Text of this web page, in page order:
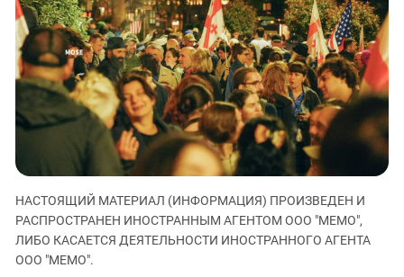
ЗАСТАВЛЯЕТ
КАВКАЗ ЗА ПАЛЕСТИНУ
ИНАКОМЫСЛИЕ В ЧЕЧНЕ
ПРЕСЛЕДОВАНИЕ АКТИВИСТОВ
МОБИЛИЗАЦИЯ И ПРОТЕСТЫ
Дагестан
Ингушетия
Кабардино-Балкария
Калмыкия
Карачаево-Черкесия
Краснодарский край
Российская Федерация
Ростовская область
Северная Осетия - Алания
НАСТОЯЩИЙ МАТЕРИАЛ (ИНФОРМАЦИЯ) ПРОИЗВЕДЕН И
РАСПРОСТРАНЕН ИНОСТРАННЫМ АГЕНТОМ ООО "МЕМО",
ЛИБО КАСАЕТСЯ ДЕЯТЕЛЬНОСТИ ИНОСТРАННОГО АГЕНТА
ООО "МЕМО".